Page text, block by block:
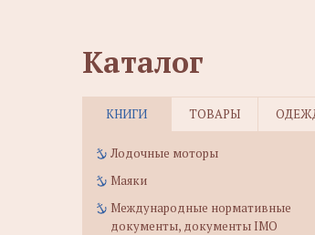
Каталог
КНИГИ ТОВАРЫ
Лодочные моторы
Маяки
Международные нормативные
документы, документы IMO